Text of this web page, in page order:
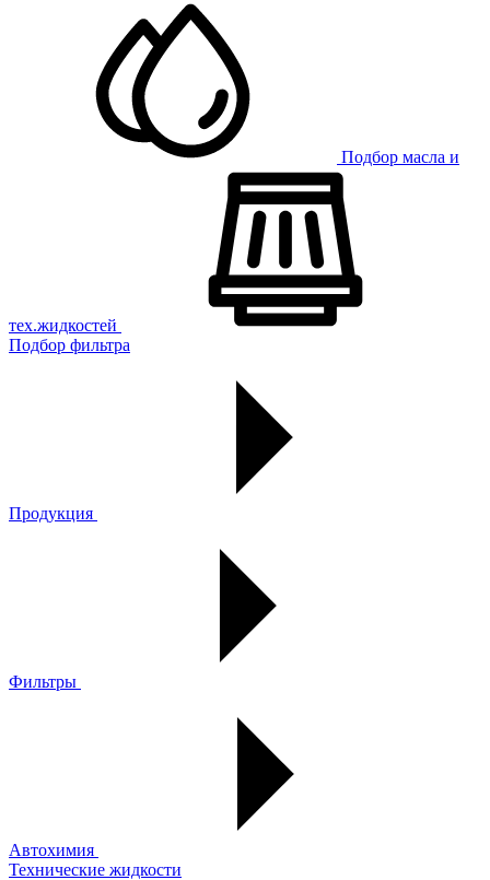
Подбор масла и
тех.жидкостей
Подбор фильтра
Продукция
Фильтры
Автохимия
Технические жидкости